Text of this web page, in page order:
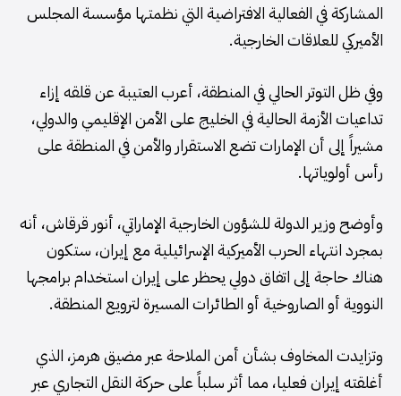
المشاركة في الفعالية الافتراضية التي نظمتها مؤسسة المجلس
الأميركي للعلاقات الخارجية.
وفي ظل التوتر الحالي في المنطقة، أعرب العتيبة عن قلقه إزاء
تداعيات الأزمة الحالية في الخليج على الأمن الإقليمي والدولي،
مشيراً إلى أن الإمارات تضع الاستقرار والأمن في المنطقة على
رأس أولوياتها.
وأوضح وزير الدولة للشؤون الخارجية الإماراتي، أنور قرقاش، أنه
بمجرد انتهاء الحرب الأميركية الإسرائيلية مع إيران، ستكون
هناك حاجة إلى اتفاق دولي يحظر على إيران استخدام برامجها
النووية أو الصاروخية أو الطائرات المسيرة لترويع المنطقة.
وتزايدت المخاوف بشأن أمن الملاحة عبر مضيق هرمز، الذي
أغلقته إيران فعليا، مما أثر سلباً على حركة النقل التجاري عبر